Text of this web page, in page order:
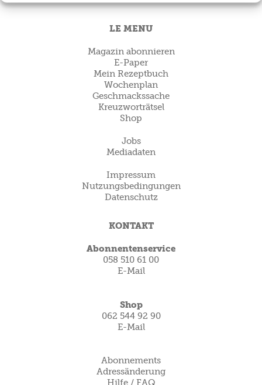
LE MENU
Magazin abonnieren
E-Paper
Mein Rezeptbuch
Wochenplan
Geschmackssache
Kreuzworträtsel
Shop
Jobs
Mediadaten
Impressum
Nutzungsbedingungen
Datenschutz
KONTAKT
Abonnentenservice
058 510 61 00
E-Mail
Shop
062 544 92 90
E-Mail
Abonnements
Adressänderung
Hilfe / FAQ